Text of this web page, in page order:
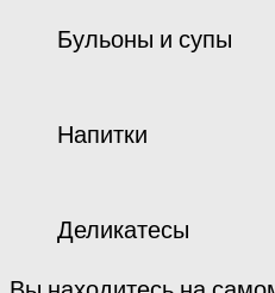
Бульоны и супы
Напитки
Деликатесы